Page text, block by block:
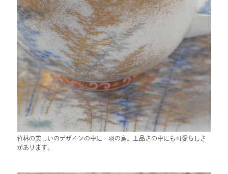
竹林の美しいのデザインの中に一羽の鳥。上品さの中にも可愛らしさ
があります。